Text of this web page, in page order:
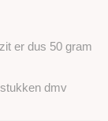
er dus 50 gram
dmv